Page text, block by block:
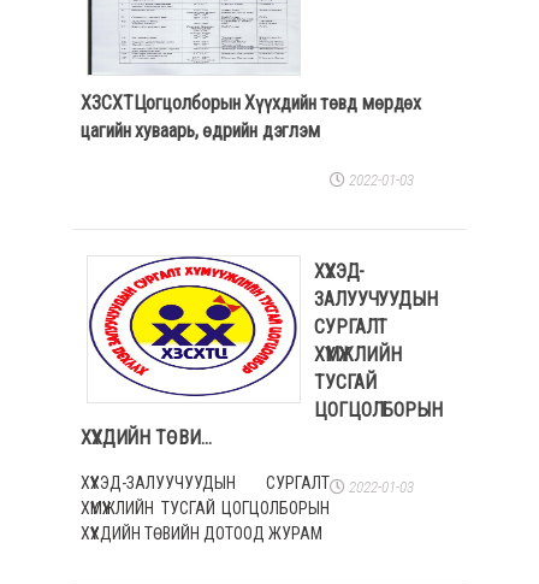
ХЗСХТЦогцолборын Хүүхдийн төвд мөрдөх
цагийн хуваарь, өдрийн дэглэм
2022-01-03
ХҮҮХЭД-
ЗАЛУУЧУУДЫН
СУРГАЛТ
ХҮМҮҮЖЛИЙН
ТУСГАЙ
ЦОГЦОЛБОРЫН
ХҮҮХДИЙН ТӨВИ...
2022-01-03
ХҮҮХЭД-ЗАЛУУЧУУДЫН СУРГАЛТ
ХҮМҮҮЖЛИЙН ТУСГАЙ ЦОГЦОЛБОРЫН
ХҮҮХДИЙН ТӨВИЙН ДОТООД ЖУРАМ